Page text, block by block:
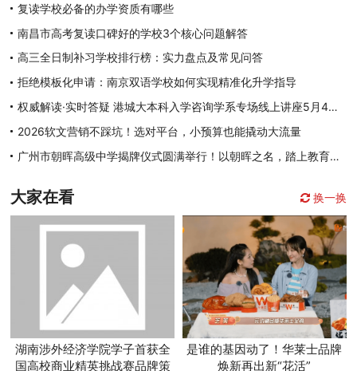
复读学校必备的办学资质有哪些
南昌市高考复读口碑好的学校3个核心问题解答
高三全日制补习学校排行榜：实力盘点及常见问答
拒绝模板化申请：南京双语学校如何实现精准化升学指导
权威解读·实时答疑 港城大本科入学咨询学系专场线上讲座5月4日至8日开启
2026软文营销不踩坑！选对平台，小预算也能撬动大流量
广州市朝晖高级中学揭牌仪式圆满举行！以朝晖之名，踏上教育新征程
大家在看 换一换
湖南涉外经济学院学子首获全
国高校商业精英挑战赛品牌策
是谁的基因动了！华莱士品牌
焕新再出新“花活”